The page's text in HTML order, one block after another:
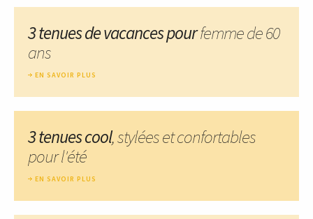
3 tenues de vacances pourfemme de 60
ans
EN SAVOIR PLUS
3 tenues cool, stylées et confortables
pour l'été
EN SAVOIR PLUS